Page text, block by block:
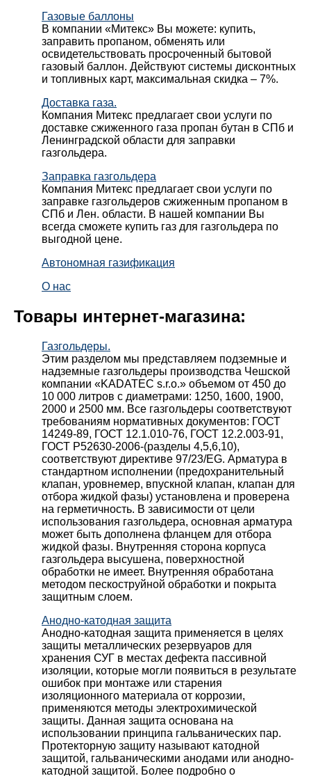
Газовые баллоны
В компании «Митекс» Вы можете: купить,
заправить пропаном, обменять или
освидетельствовать просроченный бытовой
газовый баллон. Действуют системы дисконтных
и топливных карт, максимальная скидка – 7%.
Доставка газа.
Компания Митекс предлагает свои услуги по
доставке сжиженного газа пропан бутан в СПб и
Ленинградской области для заправки
газгольдера.
Заправка газгольдера
Компания Митекс предлагает свои услуги по
заправке газгольдеров сжиженным пропаном в
СПб и Лен. области. В нашей компании Вы
всегда сможете купить газ для газгольдера по
выгодной цене.
Автономная газификация
О нас
Товары интернет-магазина:
Газгольдеры.
Этим разделом мы представляем подземные и
надземные газгольдеры производства Чешской
компании «KADATEC s.r.o.» объемом от 450 до
10 000 литров с диаметрами: 1250, 1600, 1900,
2000 и 2500 мм. Все газгольдеры соответствуют
требованиям нормативных документов: ГОСТ
14249-89, ГОСТ 12.1.010-76, ГОСТ 12.2.003-91,
ГОСТ Р52630-2006-(разделы 4,5,6,10),
соответствуют директиве 97/23/EG. Арматура в
стандартном исполнении (предохранительный
клапан, уровнемер, впускной клапан, клапан для
отбора жидкой фазы) установлена и проверена
на герметичность. В зависимости от цели
использования газгольдера, основная арматура
может быть дополнена фланцем для отбора
жидкой фазы. Внутренняя сторона корпуса
газгольдера высушена, поверхностной
обработки не имеет. Внутренняя обработана
методом пескоструйной обработки и покрыта
защитным слоем.
Анодно-катодная защита
Анодно-катодная защита применяется в целях
защиты металлических резервуаров для
хранения СУГ в местах дефекта пассивной
изоляции, которые могли появиться в результате
ошибок при монтаже или старения
изоляционного материала от коррозии,
применяются методы электрохимической
защиты. Данная защита основана на
использовании принципа гальванических пар.
Протекторную защиту называют катодной
защитой, гальваническими анодами или анодно-
катодной защитой. Более подробно о